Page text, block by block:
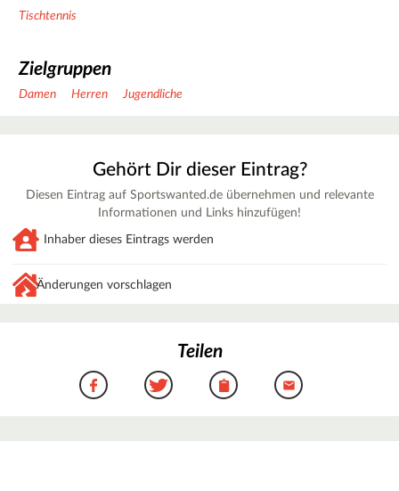
Tischtennis
Zielgruppen
Damen Herren Jugendliche
Gehört Dir dieser Eintrag?
Diesen Eintrag auf Sportswanted.de übernehmen und relevante
Informationen und Links hinzufügen!
Inhaber dieses Eintrags werden
Änderungen vorschlagen
Teilen